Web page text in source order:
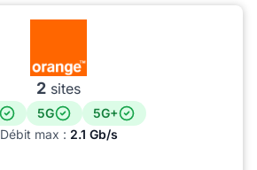
2 sites
5G
5G+
Débit max : 2.1 Gb/s